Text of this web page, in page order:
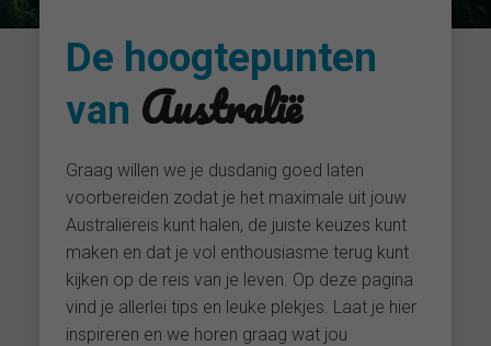
De hoogtepunten
van Australië
Graag willen we je dusdanig goed laten
voorbereiden zodat je het maximale uit jouw
Australiëreis kunt halen, de juiste keuzes kunt
maken en dat je vol enthousiasme terug kunt
kijken op de reis van je leven. Op deze pagina
vind je allerlei tips en leuke plekjes. Laat je hier
inspireren en we horen graag wat jou